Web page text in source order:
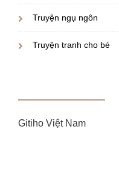
Truyện ngụ ngôn
Truyện tranh cho bé
Gitiho Việt Nam